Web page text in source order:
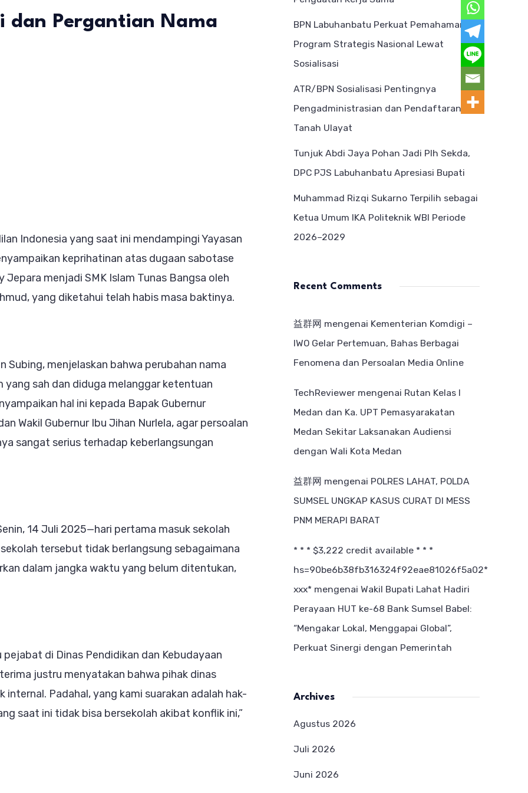
dan Pergantian Nama
Indonesia yang saat ini mendampingi Yayasan
keprihatinan atas dugaan sabotase
Jepara menjadi SMK Islam Tunas Bangsa oleh
yang diketahui telah habis masa baktinya.
Subing, menjelaskan bahwa perubahan nama
sah dan diduga melanggar ketentuan
hal ini kepada Bapak Gubernur
Wakil Gubernur Ibu Jihan Nurlela, agar persoalan
sangat serius terhadap keberlangsungan
14 Juli 2025—hari pertama masuk sekolah
tersebut tidak berlangsung sebagaimana
dalam jangka waktu yang belum ditentukan,
di Dinas Pendidikan dan Kebudayaan
justru menyatakan bahwa pihak dinas
Padahal, yang kami suarakan adalah hak-
saat ini tidak bisa bersekolah akibat konflik ini,”
BPN Labuhanbatu Perkuat Pemahaman
Program Strategis Nasional Lewat
Sosialisasi
ATR/BPN Sosialisasi Pentingnya
Pengadministrasian dan Pendaftaran
Tanah Ulayat
Tunjuk Abdi Jaya Pohan Jadi Plh Sekda,
DPC PJS Labuhanbatu Apresiasi Bupati
Muhammad Rizqi Sukarno Terpilih sebagai
Ketua Umum IKA Politeknik WBI Periode
2026–2029
Recent Comments
益群网 mengenai Kementerian Komdigi –
IWO Gelar Pertemuan, Bahas Berbagai
Fenomena dan Persoalan Media Online
TechReviewer mengenai Rutan Kelas I
Medan dan Ka. UPT Pemasyarakatan
Medan Sekitar Laksanakan Audiensi
dengan Wali Kota Medan
益群网 mengenai POLRES LAHAT, POLDA
SUMSEL UNGKAP KASUS CURAT DI MESS
PNM MERAPI BARAT
* * * $3,222 credit available * * *
hs=90be6b38fb316324f92eae81026f5a02*
ххх* mengenai Wakil Bupati Lahat Hadiri
Perayaan HUT ke-68 Bank Sumsel Babel:
“Mengakar Lokal, Menggapai Global”,
Perkuat Sinergi dengan Pemerintah
Archives
Agustus 2026
Juli 2026
Juni 2026